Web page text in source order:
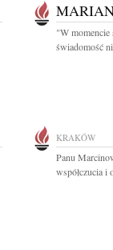
"W momencie
świadomość
KRAKÓW
Panu
współczucia i